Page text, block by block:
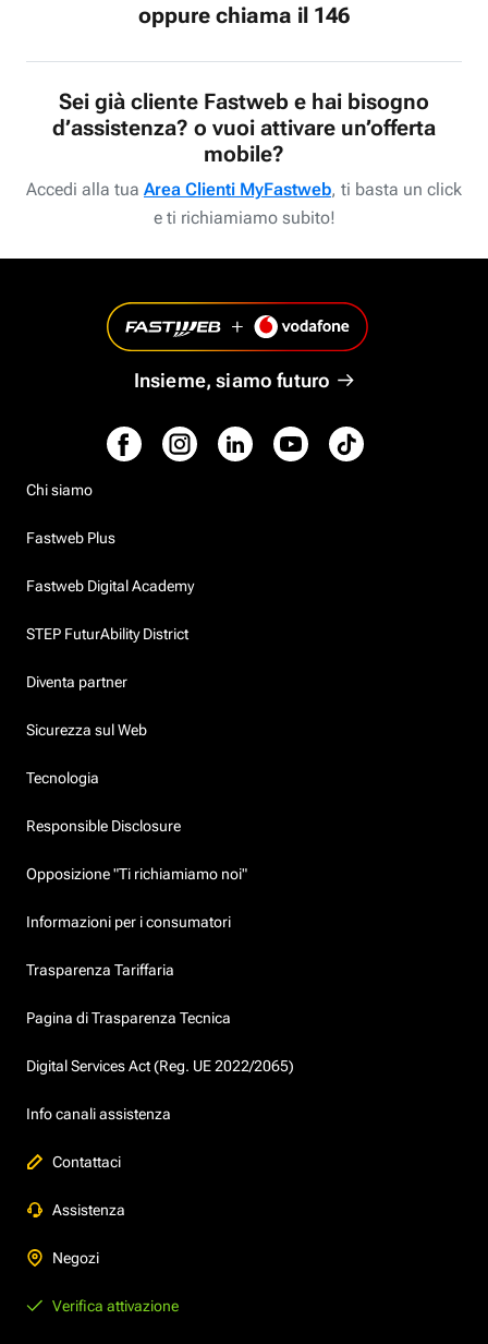
oppure chiama il 146
Sei già cliente Fastweb e hai bisogno
d’assistenza? o vuoi attivare un’offerta
mobile?
Accedi alla tua Area Clienti MyFastweb, ti basta un click
e ti richiamiamo subito!
Insieme, siamo futuro
Chi siamo
Fastweb Plus
Fastweb Digital Academy
STEP FuturAbility District
Diventa partner
Sicurezza sul Web
Tecnologia
Responsible Disclosure
Opposizione "Ti richiamiamo noi"
Informazioni per i consumatori
Trasparenza Tariffaria
Pagina di Trasparenza Tecnica
Digital Services Act (Reg. UE 2022/2065)
Info canali assistenza
Contattaci
Assistenza
Negozi
Verifica attivazione